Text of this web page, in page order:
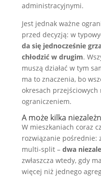
administracyjnymi.
Jest jednak ważne
przed decyzją: w
da się jednocześnie
chłodzić w drugim.
muszą działać w tym
ma to znaczenia, bo
okresach przejściowych
ograniczeniem.
A może kilka
W mieszkaniach coraz
rozwiązanie pośrednie:
multi-split – dwa
zwłaszcza wtedy, gdy
więcej niż jednego